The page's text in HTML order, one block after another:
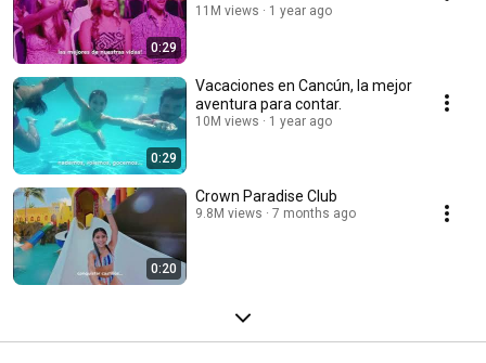
0:29
11M views 1 year ago
0:29
Vacaciones en Cancún, la mejor
aventura para contar.
10M views 1 year ago
0:20
Crown Paradise Club
9.8M views 7 months ago